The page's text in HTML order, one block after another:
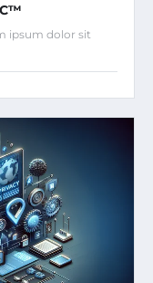
ipsum dolor sit